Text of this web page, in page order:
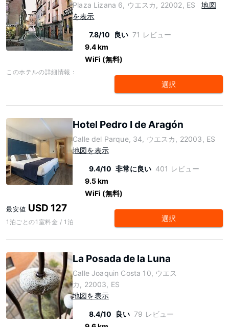
Plaza Lizana 6, ウエスカ, 22002, ES
地図
を表示
7.8/10 良い 71 レビュー
9.4 km
WiFi (無料)
このホテルの詳細情報：
選択
Hotel Pedro I de Aragón
Calle del Parque, 34, ウエスカ, 22003, ES
地図を表示
9.4/10 非常に良い 401 レビュー
9.5 km
WiFi (無料)
最安値 USD 127
1泊ごとの1室料金 / 1泊 選択
La Posada de la Luna
Calle Joaquin Costa 10, ウエス
カ, 22003, ES
地図を表示
8.4/10 良い 79 レビュー